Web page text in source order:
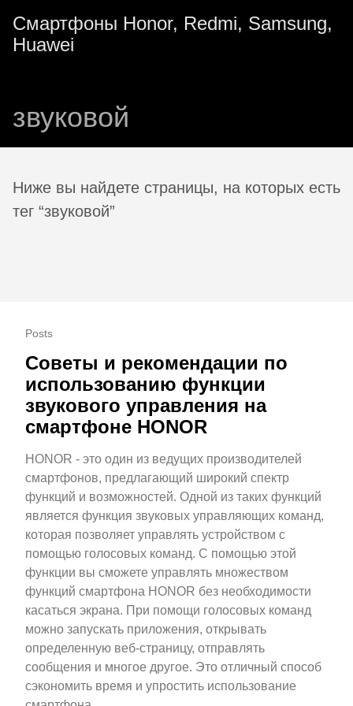
Смартфоны Honor, Redmi, Samsung,
Huawei
звуковой
Ниже вы найдете страницы, на которых есть
тег “звуковой”
Posts
Советы и рекомендации по
использованию функции
звукового управления на
смартфоне HONOR
HONOR - это один из ведущих производителей
смартфонов, предлагающий широкий спектр
функций и возможностей. Одной из таких функций
является функция звуковых управляющих команд,
которая позволяет управлять устройством с
помощью голосовых команд. С помощью этой
функции вы сможете управлять множеством
функций смартфона HONOR без необходимости
касаться экрана. При помощи голосовых команд
можно запускать приложения, открывать
определенную веб-страницу, отправлять
сообщения и многое другое. Это отличный способ
сэкономить время и упростить использование